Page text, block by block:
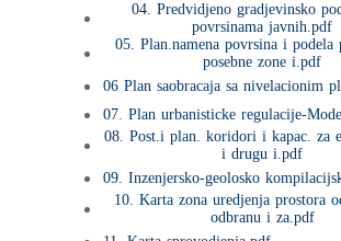
04. Predvidjeno gradjevinsko
povrsinama javnih.pdf
05. Plan.namena povrsina i podela
posebne zone i.pdf
06 Plan saobracaja sa nivelacionim
07. Plan urbanisticke regulacije-
08. Post.i plan. koridori i kapac. za
i drugu i.pdf
09. Inzenjersko-geolosko
10. Karta zona uredjenja prostora
odbranu i za.pdf